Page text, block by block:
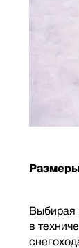
Размеры
Выбирая
в